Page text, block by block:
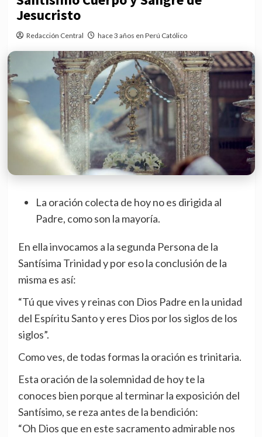
Jesucristo
Redacción Central hace 3 años en Perú Católico
La oración colecta de hoy no es dirigida al
Padre, como son la mayoría.
En ella invocamos a la segunda Persona de la
Santísima Trinidad y por eso la conclusión de la
misma es así:
“Tú que vives y reinas con Dios Padre en la unidad
del Espíritu Santo y eres Dios por los siglos de los
siglos”.
Como ves, de todas formas la oración es trinitaria.
Esta oración de la solemnidad de hoy te la
conoces bien porque al terminar la exposición del
Santísimo, se reza antes de la bendición:
“Oh Dios que en este sacramento admirable nos